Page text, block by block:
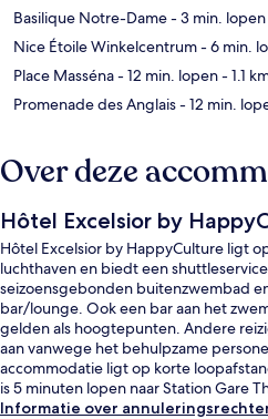
Basilique Notre-Dame- 3 min. lopen
Nice Étoile Winkelcentrum- 6 min.
Place Masséna- 12 min. lopen- 1.1
Promenade des Anglais- 12 min.
Over deze
Hôtel Excelsior by
Hôtel Excelsior by HappyCulture ligt
luchthaven en biedt een
seizoensgebonden buitenzwembad
bar/lounge. Ook een bar aan het
gelden als hoogtepunten. Andere
aan vanwege het behulpzame
accommodatie ligt op korte
is 5 minuten lopen naar Station Gare
Jean Médecin.
Informatie over